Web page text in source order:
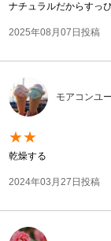
ナチュラルだからすっ
2025年08月07日投稿
モアコンユ
★★
乾燥する
2024年03月27日投稿